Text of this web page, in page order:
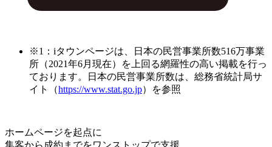
※1：iタウンページは、日本の民営事業所数516万事業
所（2021年6月現在）を上回る網羅性の高い掲載を行っ
ております。日本の民営事業所数は、総務省統計局サ
イト（https://www.stat.go.jp）を参照
ホームページを起点に
集客から成約までをワンストップで支援